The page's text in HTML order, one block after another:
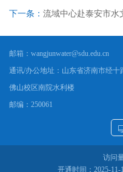
下一条： 流域中心赴泰安市水
邮箱： wangjunwater@sdu.edu.cn
通讯/办公地址： 山东省济南市经十
佛山校区南院水利楼
邮编： 250061
访问
开通时间： 2025-11-